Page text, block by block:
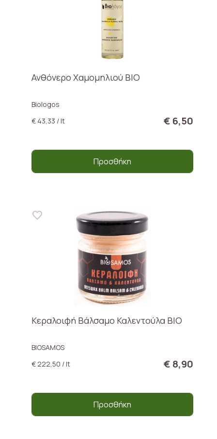
Ανθόνερο Χαμομηλιού ΒΙΟ
Biologos
€ 43,33 / lt
€ 6,50
Προσθήκη
Κεραλοιφή Bάλσαμο Καλεντούλα ΒΙΟ
BIOSAMOS
€ 222,50 / lt
€ 8,90
Προσθήκη